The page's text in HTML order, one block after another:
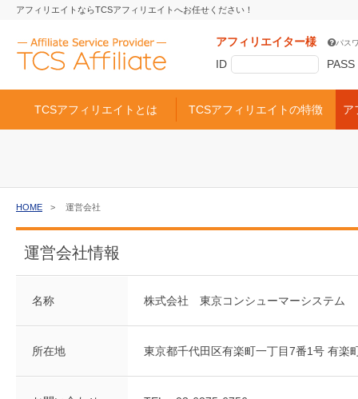
アフィリエイトならTCSアフィリエイトへお任せください！
アフィリエイター様 パス
ID PASS
TCSアフィリエイトとは TCSアフィリエイトの特徴 ア
HOME 運営会社
運営会社情報
名称 株式会社 東京コンシューマーシステム
所在地 東京都千代田区有楽町一丁目7番1号 有楽